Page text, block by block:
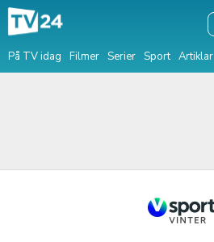
På TV idag Filmer Serier Sport Artiklar